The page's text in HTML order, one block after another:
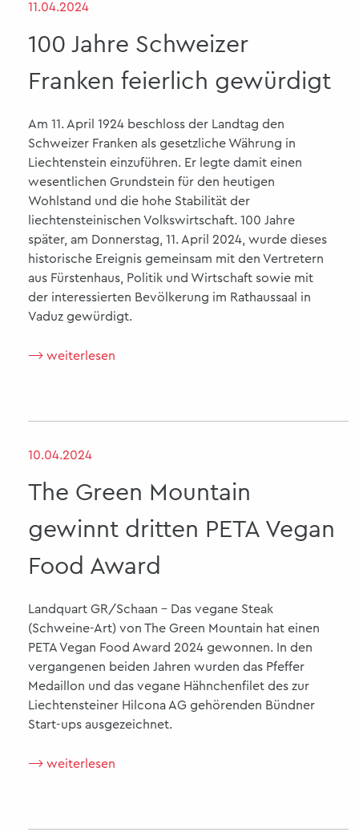
11.04.2024
100 Jahre Schweizer
Franken feierlich gewürdigt
Am 11. April 1924 beschloss der Landtag den
Schweizer Franken als gesetzliche Währung in
Liechtenstein einzuführen. Er legte damit einen
wesentlichen Grundstein für den heutigen
Wohlstand und die hohe Stabilität der
liechtensteinischen Volkswirtschaft. 100 Jahre
später, am Donnerstag, 11. April 2024, wurde dieses
historische Ereignis gemeinsam mit den Vertretern
aus Fürstenhaus, Politik und Wirtschaft sowie mit
der interessierten Bevölkerung im Rathaussaal in
Vaduz gewürdigt.
⟶ weiterlesen
10.04.2024
The Green Mountain
gewinnt dritten PETA Vegan
Food Award
Landquart GR/Schaan - Das vegane Steak
(Schweine-Art) von The Green Mountain hat einen
PETA Vegan Food Award 2024 gewonnen. In den
vergangenen beiden Jahren wurden das Pfeffer
Medaillon und das vegane Hähnchenfilet des zur
Liechtensteiner Hilcona AG gehörenden Bündner
Start-ups ausgezeichnet.
⟶ weiterlesen